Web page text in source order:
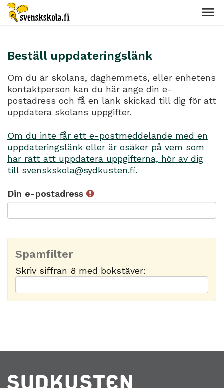
Beställ uppdateringslänk
Om du är skolans, daghemmets, eller enhetens
kontaktperson kan du här ange din e-
postadress och få en länk skickad till dig för att
uppdatera skolans uppgifter.
Om du inte får ett e-postmeddelande med en
uppdateringslänk eller är osäker på vem som
har rätt att uppdatera uppgifterna, hör av dig
till svenskskola@sydkusten.fi.
Din e-postadress
Spamfilter
Skriv siffran 8 med bokstäver: